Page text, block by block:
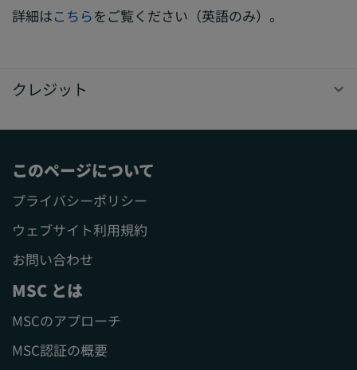
詳細はこちらをご覧ください（英語のみ）。
クレジット
このページについて
プライバシーポリシー
ウェブサイト利用規約
お問い合わせ
MSC とは
MSCのアプローチ
MSC認証の概要